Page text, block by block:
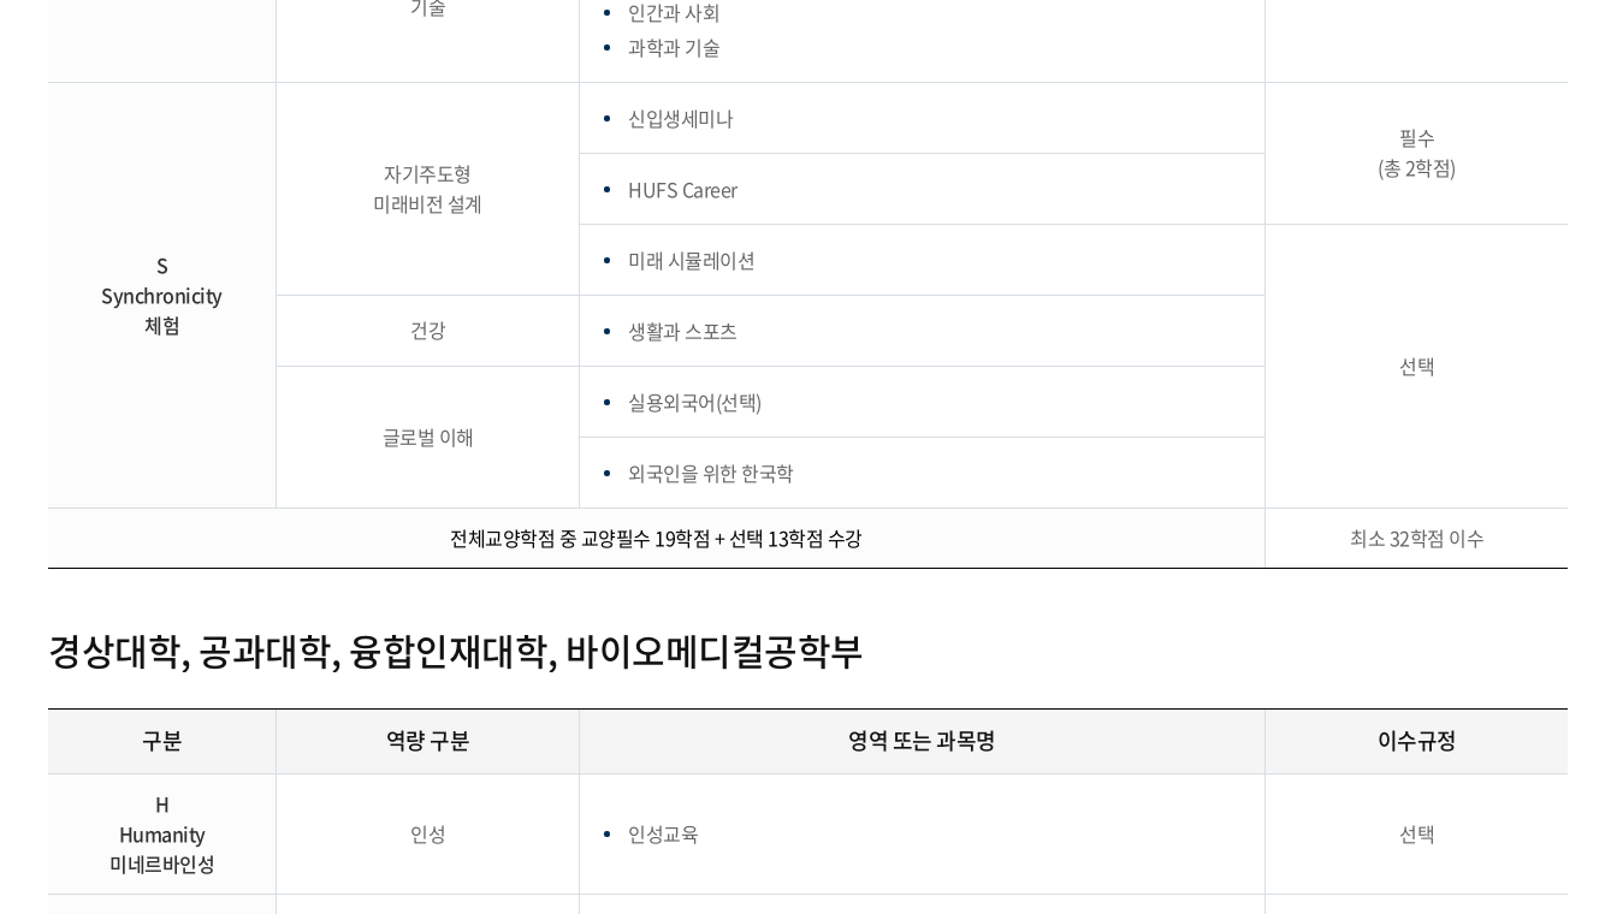
기술
인간과 사회
과학과 기술
S
Synchronicity
체험
자기주도형
미래비전 설계
신입생세미나
필수
(총 2학점)
HUFS Career
미래 시뮬레이션
선택
건강 생활과 스포츠
글로벌 이해
실용외국어(선택)
외국인을 위한 한국학
전체교양학점 중 교양필수 19학점 + 선택 13학점 수강 최소 32학점 이수
경상대학, 공과대학, 융합인재대학, 바이오메디컬공학부
구분 역량 구분 영역 또는 과목명 이수규정
H
Humanity
미네르바인성
인성 인성교육 선택